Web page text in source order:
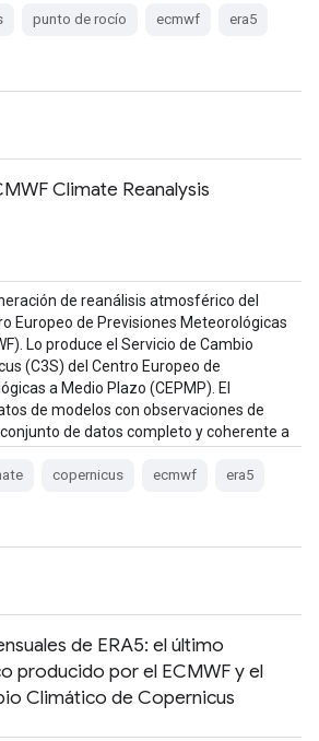
punto de rocío ecmwf era5
Climate Reanalysis
de reanálisis atmosférico del
Europeo de Previsiones Meteorológicas
Lo produce el Servicio de Cambio
(C3S) del Centro Europeo de
a Medio Plazo (CEPMP). El
de modelos con observaciones de
de datos completo y coherente a
copernicus ecmwf era5
de ERA5: el último
producido por el ECMWF y el
Climático de Copernicus